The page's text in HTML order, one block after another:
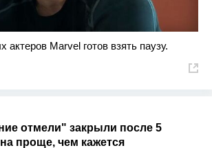
Marvel готов взять паузу.
отмели" закрыли после 5
проще, чем кажется